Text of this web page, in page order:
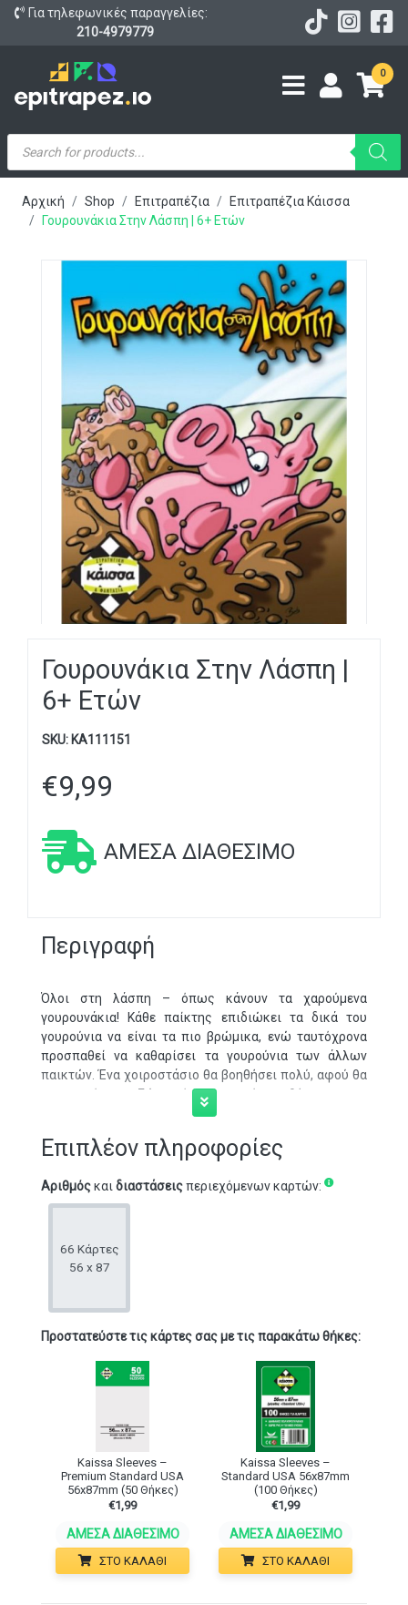
Για τηλεφωνικές παραγγελίες:
210-4979779
0
Products
search
Αρχική Shop Επιτραπέζια
Επιτραπέζια Κάισσα
Γουρουνάκια Στην Λάσπη | 6+ Ετών
Γουρουνάκια Στην Λάσπη |
6+ Ετών
SKU: KA111151
€9,99
ΆΜΕΣΑ ΔΙΑΘΈΣΙΜΟ
Περιγραφή
Όλοι στη λάσπη – όπως κάνουν τα χαρούμενα
γουρουνάκια! Κάθε παίκτης επιδιώκει τα δικά του
γουρούνια να είναι τα πιο βρώμικα, ενώ ταυτόχρονα
προσπαθεί να καθαρίσει τα γουρούνια των άλλων
παικτών. Ένα χοιροστάσιο θα βοηθήσει πολύ, αφού θα
προστατέψει τα ζώα από τις καιρικές συνθήκες.
Και οι πονηροί χοιροτρόφοι θα φροντίσουν να
μπουν οι άλλοι παίκτες μέσα για να τους καθαρίσουν
Ένα επιτραπέζιο παιχνίδι για 2-4 Ενήλικες και παιδιά 7
Το παιχνίδι είναι στα Ελληνικά.
Επιπλέον πληροφορίες
Αριθμόςκαι διαστάσειςπεριεχόμενων καρτών:
66 Κάρτες
56 x 87
Προστατεύστε τις κάρτες σας με τις παρακάτω θήκες:
Kaissa Sleeves –
Premium Standard USA
56x87mm (50 Θήκες)
€1,99
ΆΜΕΣΑ ΔΙΑΘΈΣΙΜΟ
ΣΤΟ ΚΑΛΆΘΙ
Kaissa Sleeves –
Standard USA 56x87mm
(100 Θήκες)
€1,99
ΆΜΕΣΑ ΔΙΑΘΈΣΙΜΟ
ΣΤΟ ΚΑΛΆΘΙ